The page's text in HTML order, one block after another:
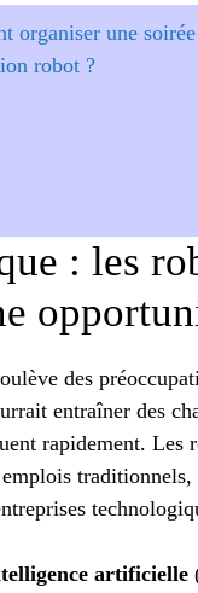
organiser une
robot ?
: les
des
entraîner des
rapidement.
traditionnels,
artificielle